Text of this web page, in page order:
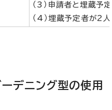
（3）申請者と埋蔵予
（4）埋蔵予定者が2
デニング型の使用